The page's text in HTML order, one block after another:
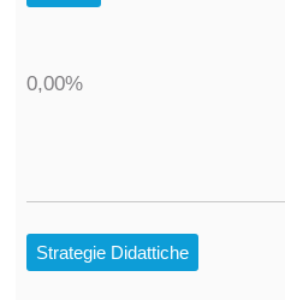
0,00%
Strategie Didattiche